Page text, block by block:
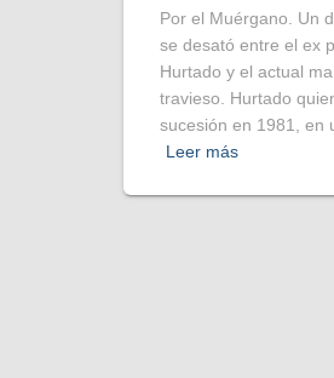
Por el Muérgano. Un
se desató entre el ex
Hurtado y el actual
travieso. Hurtado
sucesión en 1981, en
Leer más